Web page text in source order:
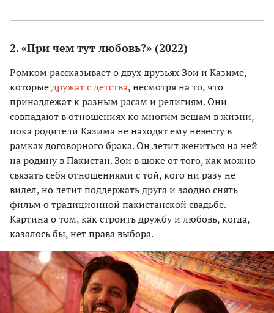
2. «При чем тут любовь?» (2022)
Ромком рассказывает о двух друзьях Зои и Казиме,
которыедружат с детства, несмотря на то, что
принадлежат к разным расам и религиям. Они
совпадают в отношениях ко многим вещам в жизни,
пока родители Казима не находят ему невесту в
рамках договорного брака. Он летит жениться на ней
на родину в Пакистан. Зои в шоке от того, как можно
связать себя отношениями с той, кого ни разу не
видел, но летит поддержать друга и заодно снять
фильм о традиционной пакистанской свадьбе.
Картина о том, как строить дружбу и любовь, когда,
казалось бы, нет права выбора.